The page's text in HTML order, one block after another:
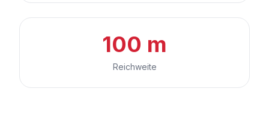
100 m
Reichweite